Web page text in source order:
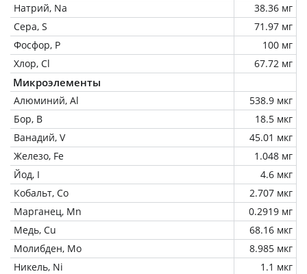
Натрий, Na
38.36 мг
Сера, S
71.97 мг
Фосфор, P
100 мг
Хлор, Cl
67.72 мг
Микроэлементы
Алюминий, Al
538.9 мкг
Бор, B
18.5 мкг
Ванадий, V
45.01 мкг
Железо, Fe
1.048 мг
Йод, I
4.6 мкг
Кобальт, Co
2.707 мкг
Марганец, Mn
0.2919 мг
Медь, Cu
68.16 мкг
Молибден, Mo
8.985 мкг
Никель, Ni
1.1 мкг